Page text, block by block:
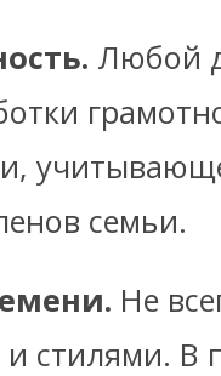
Любой
семьи.
Не
стилями. В